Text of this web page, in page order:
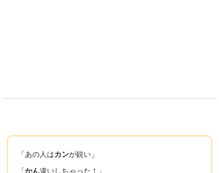
「あの人はカンが鋭い」
「かん違いしちゃった！」